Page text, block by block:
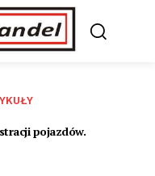
pojazdów.